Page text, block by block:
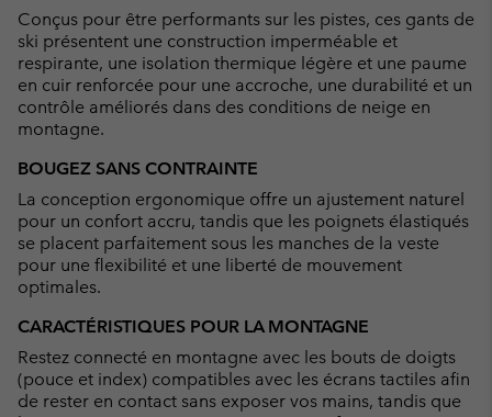
Conçus pour être performants sur les pistes, ces gants de
ski présentent une construction imperméable et
respirante, une isolation thermique légère et une paume
en cuir renforcée pour une accroche, une durabilité et un
contrôle améliorés dans des conditions de neige en
montagne.
BOUGEZ SANS CONTRAINTE
La conception ergonomique offre un ajustement naturel
pour un confort accru, tandis que les poignets élastiqués
se placent parfaitement sous les manches de la veste
pour une flexibilité et une liberté de mouvement
optimales.
CARACTÉRISTIQUES POUR LA MONTAGNE
Restez connecté en montagne avec les bouts de doigts
(pouce et index) compatibles avec les écrans tactiles afin
de rester en contact sans exposer vos mains, tandis que